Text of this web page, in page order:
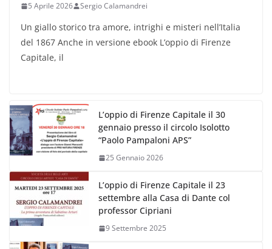
5 Aprile 2026 Sergio Calamandrei
Un giallo storico tra amore, intrighi e misteri nell’Italia
del 1867 Anche in versione ebook L’oppio di Firenze
Capitale, il
L’oppio di Firenze Capitale il 30
gennaio presso il circolo Isolotto
“Paolo Pampaloni APS”
25 Gennaio 2026
L’oppio di Firenze Capitale il 23
settembre alla Casa di Dante col
professor Cipriani
9 Settembre 2025